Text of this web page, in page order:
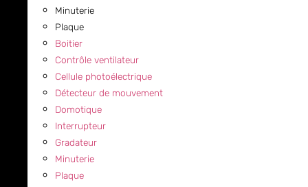
Minuterie
Plaque
Boitier
Contrôle ventilateur
Cellule photoélectrique
Détecteur de mouvement
Domotique
Interrupteur
Gradateur
Minuterie
Plaque